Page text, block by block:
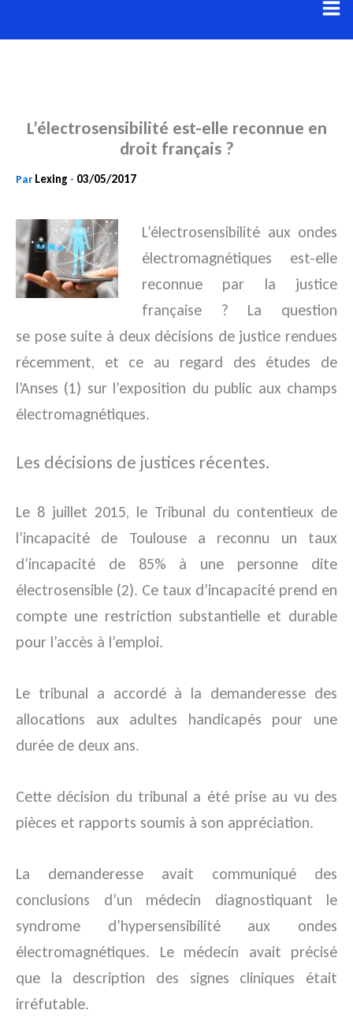
au
L’électrosensibilité est-elle reconnue en
droit français ?
Par Lexing - 03/05/2017
L’électrosensibilité aux ondes
électromagnétiques est-elle
reconnue par la justice
française ? La question
se pose suite à deux décisions de justice rendues
récemment, et ce au regard des études de
l’Anses (1) sur l’exposition du public aux champs
électromagnétiques.
Les décisions de justices récentes.
Le 8 juillet 2015, le Tribunal du contentieux de
l’incapacité de Toulouse a reconnu un taux
d’incapacité de 85% à une personne dite
électrosensible (2). Ce taux d’incapacité prend en
compte une restriction substantielle et durable
pour l’accès à l’emploi.
Le tribunal a accordé à la demanderesse des
allocations aux adultes handicapés pour une
durée de deux ans.
Cette décision du tribunal a été prise au vu des
pièces et rapports soumis à son appréciation.
La demanderesse avait communiqué des
conclusions d’un médecin diagnostiquant le
syndrome d’hypersensibilité aux ondes
électromagnétiques. Le médecin avait précisé
que la description des signes cliniques était
irréfutable.